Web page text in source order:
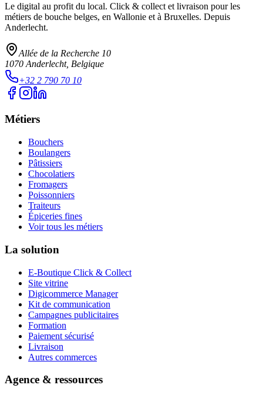
Le digital au profit du local. Click & collect et livraison pour les
métiers de bouche belges, en Wallonie et à Bruxelles. Depuis
Anderlecht.
Allée de la Recherche 10
1070 Anderlecht, Belgique
+32 2 790 70 10
Métiers
Bouchers
Boulangers
Pâtissiers
Chocolatiers
Fromagers
Poissonniers
Traiteurs
Épiceries fines
Voir tous les métiers
La solution
E-Boutique Click & Collect
Site vitrine
Digicommerce Manager
Kit de communication
Campagnes publicitaires
Formation
Paiement sécurisé
Livraison
Autres commerces
Agence & ressources